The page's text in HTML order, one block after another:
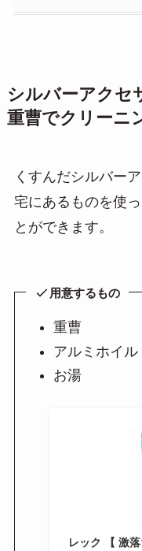
シルバーアクセ
重曹でクリーニ
くすんだシルバー
宅にあるものを使
とができます。
用意するもの
重曹
アルミホイル
お湯
レック 【 激